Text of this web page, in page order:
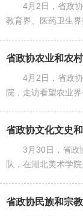
4月2日，省政
教育界、医药卫生
4月2日，省政
院，走访看望农业
3月30日，省政
队，在湖北美术学